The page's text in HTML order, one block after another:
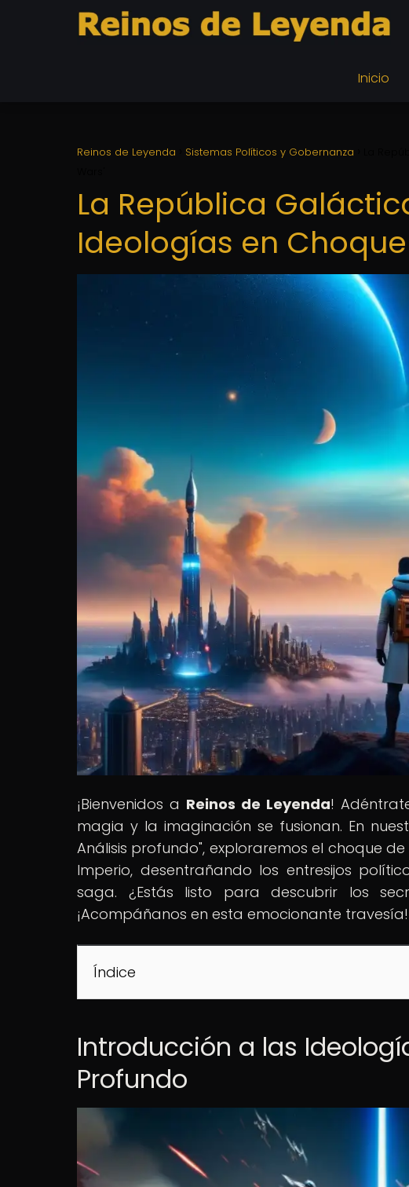
Inicio
Reinos de Leyenda Sistemas Políticos y Gobernanza
La República
Ideologías en
¡Bienvenidos a Reinos de Leyenda!
magia y la imaginación se fusionan. En
Análisis profundo", exploraremos el choque
Imperio, desentrañando los entresijos
saga. ¿Estás listo para descubrir los
¡Acompáñanos en esta emocionante travesía!
Índice
Introducción a las
Profundo